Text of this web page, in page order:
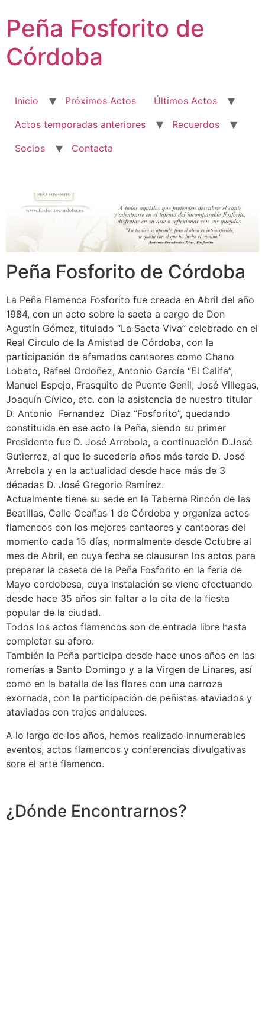
contenido
Peña Fosforito de
Córdoba
Inicio Próximos Actos
Últimos Actos
Actos temporadas anteriores
Recuerdos
Socios
Contacta
Peña Fosforito de Córdoba
La Peña Flamenca Fosforito fue creada en Abril del año
1984, con un acto sobre la saeta a cargo de Don
Agustín Gómez, titulado “La Saeta Viva” celebrado en el
Real Circulo de la Amistad de Córdoba, con la
participación de afamados cantaores como Chano
Lobato, Rafael Ordoñez, Antonio García “El Califa”,
Manuel Espejo, Frasquito de Puente Genil, José Villegas,
Joaquín Cívico, etc. con la asistencia de nuestro titular
D. Antonio Fernandez Diaz “Fosforito”, quedando
constituida en ese acto la Peña, siendo su primer
Presidente fue D. José Arrebola, a continuación D.José
Gutierrez, al que le sucederia años más tarde D. José
Arrebola y en la actualidad desde hace más de 3
décadas D. José Gregorio Ramírez.
Actualmente tiene su sede en la Taberna Rincón de las
Beatillas, Calle Ocañas 1 de Córdoba y organiza actos
flamencos con los mejores cantaores y cantaoras del
momento cada 15 días, normalmente desde Octubre al
mes de Abril, en cuya fecha se clausuran los actos para
preparar la caseta de la Peña Fosforito en la feria de
Mayo cordobesa, cuya instalación se viene efectuando
desde hace 35 años sin faltar a la cita de la fiesta
popular de la ciudad.
Todos los actos flamencos son de entrada libre hasta
completar su aforo.
También la Peña participa desde hace unos años en las
romerías a Santo Domingo y a la Virgen de Linares, así
como en la batalla de las flores con una carroza
exornada, con la participación de peñistas ataviados y
ataviadas con trajes andaluces.
A lo largo de los años, hemos realizado innumerables
eventos, actos flamencos y conferencias divulgativas
sore el arte flamenco.
¿Dónde Encontrarnos?